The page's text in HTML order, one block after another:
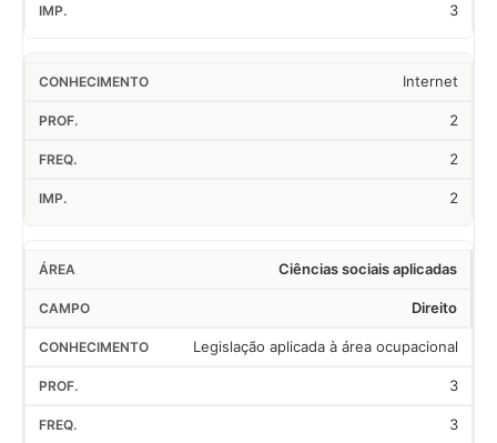
3
Internet
2
2
2
Ciências sociais aplicadas
Direito
Legislação aplicada à área ocupacional
3
3